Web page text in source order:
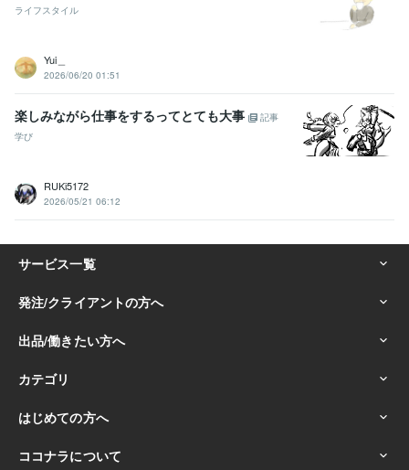
ライフスタイル
Yui＿
2026/06/20 01:51
楽しみながら仕事をするってとても大事
記事
学び
RUKi5172
2026/05/21 06:12